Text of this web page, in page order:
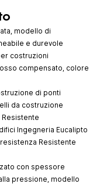
modello di
e durevole
costruzioni
compensato, colore
di ponti
da costruzione
Resistente
Ingegneria Eucalipto
Resistente
con spessore
pressione, modello